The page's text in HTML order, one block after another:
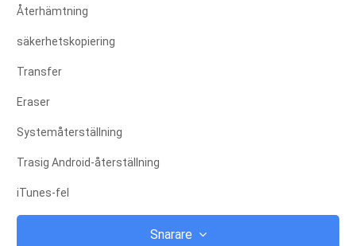
Återhämtning
säkerhetskopiering
Transfer
Eraser
Systemåterställning
Trasig Android-återställning
iTunes-fel
Snarare